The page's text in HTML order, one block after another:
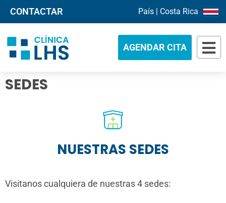
CONTACTAR País | Costa Rica
AGENDAR CITA
SEDES
NUESTRAS SEDES
Visitanos cualquiera de nuestras 4 sedes: